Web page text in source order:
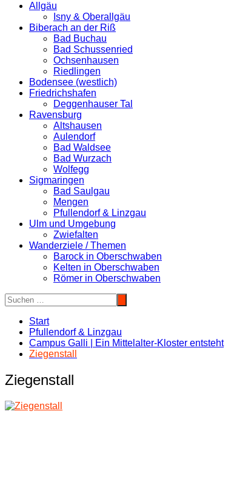
Allgäu
Isny & Oberallgäu
Biberach an der Riß
Bad Buchau
Bad Schussenried
Ochsenhausen
Riedlingen
Bodensee (westlich)
Friedrichshafen
Deggenhauser Tal
Ravensburg
Altshausen
Aulendorf
Bad Waldsee
Bad Wurzach
Wolfegg
Sigmaringen
Bad Saulgau
Mengen
Pfullendorf & Linzgau
Ulm und Umgebung
Zwiefalten
Wanderziele / Themen
Barock in Oberschwaben
Kelten in Oberschwaben
Römer in Oberschwaben
Start
Pfullendorf & Linzgau
Campus Galli | Ein Mittelalter-Kloster entsteht
Ziegenstall
Ziegenstall